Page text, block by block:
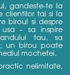
gandeste-te la
clientilor tai si la
biroul si despre
- sa inspire
tau, sa
un birou poate
mochetei.
nelimitate,